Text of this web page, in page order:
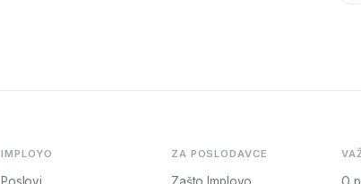
IMPLOYO
Poslovi
ZA POSLODAVCE
Zašto Imployo O